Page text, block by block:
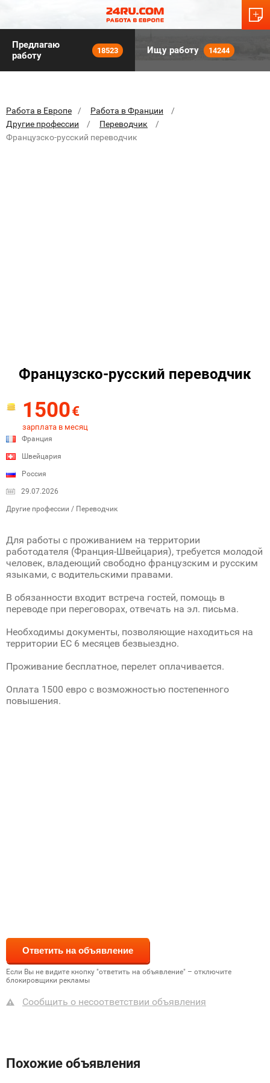
Предлагаю
работу
18523 Ищу работу 14244
Работа в Европе
Работа в Франции
Другие профессии
Переводчик
Французско-русский переводчик
Французско-русский переводчик
1500€
зарплата в месяц
Франция
Швейцария
Россия
29.07.2026
Другие профессии / Переводчик
Для работы с проживанием на территории
работодателя (Франция-Швейцария), требуется молодой
человек, владеющий свободно французским и русским
языками, с водительскими правами.
В обязанности входит встреча гостей, помощь в
переводе при переговорах, отвечать на эл. письма.
Необходимы документы, позволяющие находиться на
территории ЕС 6 месяцев безвыездно.
Проживание бесплатное, перелет оплачивается.
Оплата 1500 евро с возможностью постепенного
повышения.
Если Вы не видите кнопку "ответить на объявление" – отключите
блокировщики рекламы
Сообщить о несоответствии объявления
Похожие объявления